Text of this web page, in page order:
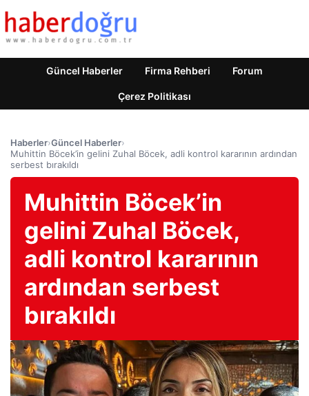
Güncel Haberler Firma Rehberi Forum
Çerez Politikası
Haberler›Güncel Haberler›
Muhittin Böcek’in gelini Zuhal Böcek, adli kontrol kararının ardından
serbest bırakıldı
Muhittin Böcek’in
gelini Zuhal Böcek,
adli kontrol kararının
ardından serbest
bırakıldı